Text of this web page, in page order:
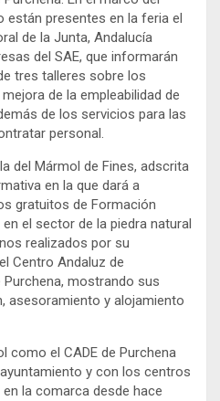
están presentes en la feria el
de la Junta, Andalucía
del SAE, que informarán
tres talleres sobre los
de la empleabilidad de
de los servicios para las
personal.
del Mármol de Fines, adscrita
en la que dará a
gratuitos de Formación
el sector de la piedra natural
realizados por su
Centro Andaluz de
Purchena, mostrando sus
asesoramiento y alojamiento
como el CADE de Purchena
y con los centros
la comarca desde hace